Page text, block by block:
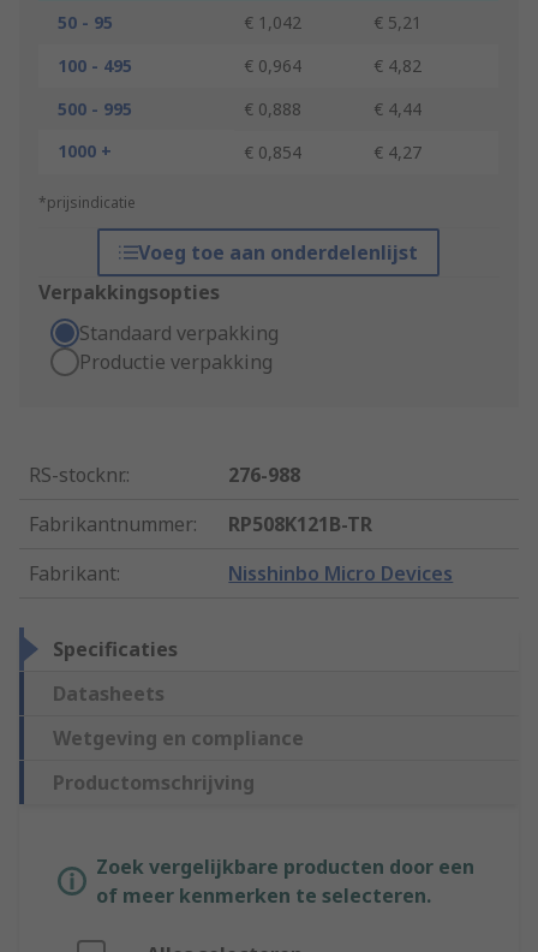
50 - 95
€ 1,042
€ 5,21
100 - 495
€ 0,964
€ 4,82
500 - 995
€ 0,888
€ 4,44
1000 +
€ 0,854 € 4,27
*prijsindicatie
Voeg toe aan onderdelenlijst
Verpakkingsopties
Standaard verpakking
Productie verpakking
RS-stocknr.:
276-988
Fabrikantnummer:
RP508K121B-TR
Fabrikant: Nisshinbo Micro Devices
Specificaties
Datasheets
Wetgeving en compliance
Productomschrijving
Zoek vergelijkbare producten door een
of meer kenmerken te selecteren.